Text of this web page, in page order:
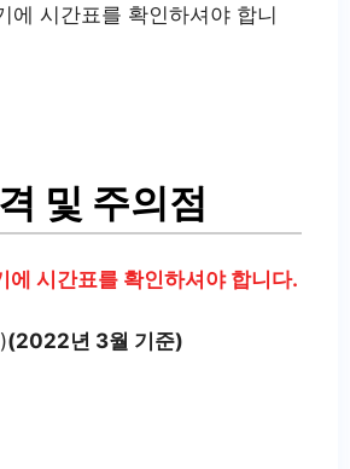
에 시간표를 확인하셔야 합니
및 주의점
에 시간표를 확인하셔야 합니다.
(2022년 3월 기준)